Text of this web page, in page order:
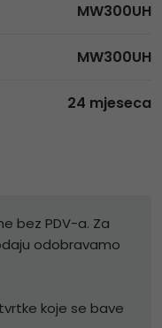
MW300UH
MW300UH
24 mjeseca
bez PDV-a. Za
odobravamo
koje se bave